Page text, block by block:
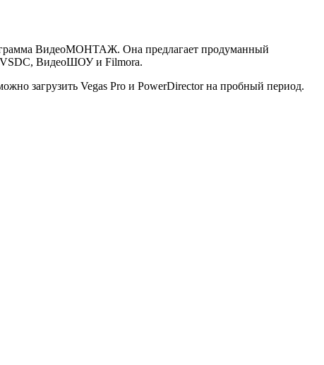
ВидеоМОНТАЖ. Она предлагает продуманный
VSDC, ВидеоШОУ и Filmora.
загрузить Vegas Pro и PowerDirector на пробный период.